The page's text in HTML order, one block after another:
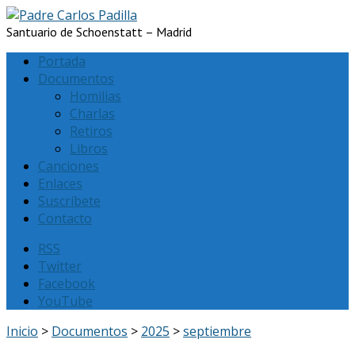
Santuario de Schoenstatt – Madrid
Portada
Documentos
Homilias
Charlas
Retiros
Libros
Canciones
Enlaces
Suscríbete
Contacto
RSS
Twitter
Facebook
YouTube
Inicio > Documentos > 2025 >septiembre